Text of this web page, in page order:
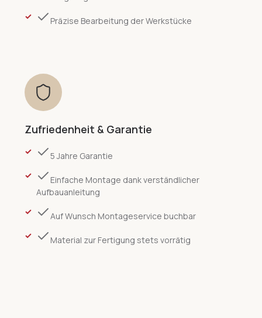
Präzise Bearbeitung der Werkstücke
Zufriedenheit & Garantie
5 Jahre Garantie
Einfache Montage dank verständlicher
Aufbauanleitung
Auf Wunsch Montageservice buchbar
Material zur Fertigung stets vorrätig